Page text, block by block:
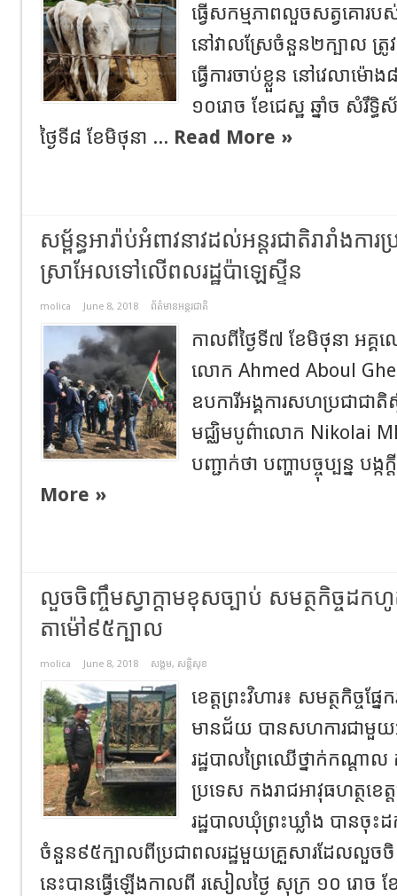
ធ្វើសកម្មភាពលួចសត្វគោរ
នៅវាលស្រែចំនួន២ក្បាល ត្រូ
ធ្វើការចាប់ខ្លួន នៅវេលាម៉ោ
១០រោច ខែជេស្ឋ ឆ្នាំច សំរឹ
ថ្ងៃទី៨ ខែមិថុនា ... Read More »
សម្ព័ន្ធអារ៉ាប់អំពាវនាវដល់អន្តរជាតិរារាំងកា
ស្រាអែលទៅលើពលរដ្ឋប៉ាឡេស្ទីន
molica June 8, 2018 ព័ត៌មានអន្តរជាតិ
កាលពីថ្ងៃទី៧ ខែមិថុនា អគ្គល
លោក Ahmed Aboul
ឧបការីអង្គការសហប្រជាជា
មជ្ឈិមបូព៌ាលោក Nikolai
បញ្ជាក់ថា បញ្ហាបច្ចុប្បន្ន បង្ក
More »
លួចចិញ្ចឹមស្វាក្តាមខុសច្បាប់ សមត្ថកិច្ចដ
តាម៉ៅ៩៥ក្បាល
molica June 8, 2018 សង្គម, សន្តិសុខ
ខេត្តព្រះវិហារ៖ សមត្ថកិច្ចផ្ន
មានជ័យ បានសហការជាមួយអង្
រដ្ឋបាលព្រៃឈើថ្នាក់កណ្តាល
ប្រទេស កងរាជអាវុធហត្ថខេ
រដ្ឋបាលឃុំព្រះឃ្លាំង បានចុះ
ចំនួន៩៥ក្បាលពីប្រជាពលរដ្ឋមួយគ្រួសារដែលលួចចិ
នេះបានធ្វើឡើងកាលពី រសៀលថ្ងៃ សុក្រ ១០ រោច ខ